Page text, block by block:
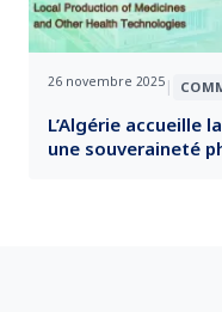
26 novembre 2025 |
L’Algérie accueille
une souveraineté